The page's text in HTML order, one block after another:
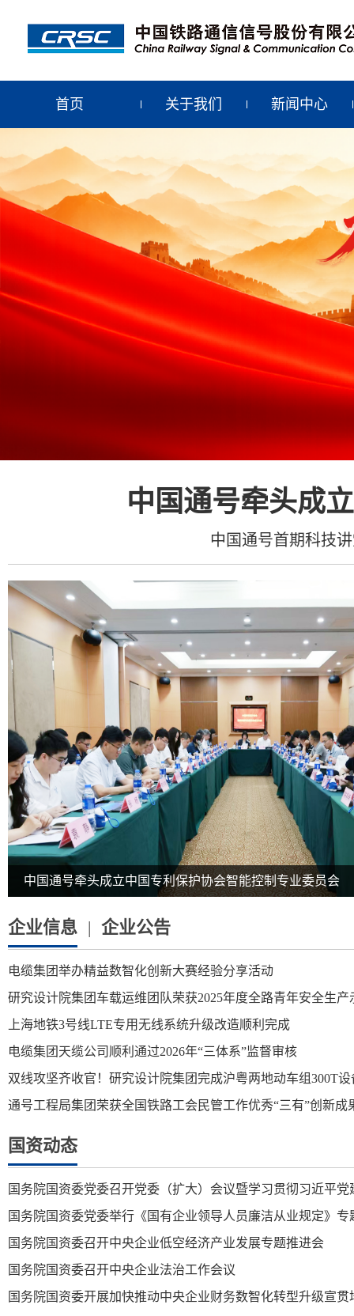
首页 关于我们 新闻中心
中国通号牵头成
中国通号首期科技
中国通号牵头成立中国专利保护协会智能控制专业委员会
企业信息 | 企业公告
电缆集团举办精益数智化创新大赛经验分享活动
研究设计院集团车载运维团队荣获2025年度全路青年安全生产
上海地铁3号线LTE专用无线系统升级改造顺利完成
电缆集团天缆公司顺利通过2026年“三体系”监督审核
双线攻坚齐收官！研究设计院集团完成沪粤两地动车组300T
通号工程局集团荣获全国铁路工会民管工作优秀“三有”创新成
国资动态
国务院国资委党委召开党委（扩大）会议暨学习贯彻习近平党
国务院国资委党委举行《国有企业领导人员廉洁从业规定》专
国务院国资委召开中央企业低空经济产业发展专题推进会
国务院国资委召开中央企业法治工作会议
国务院国资委开展加快推动中央企业财务数智化转型升级宣贯